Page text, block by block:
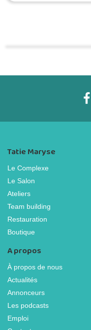
Tatie Maryse
Le Complexe
Le Salon
Ateliers
Team building
Restauration
Boutique
A propos
À propos de nous
Actualités
Annonceurs
Les podcasts
Emploi